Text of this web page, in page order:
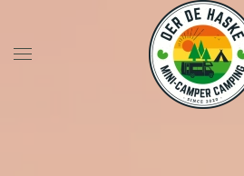
Skip to main content